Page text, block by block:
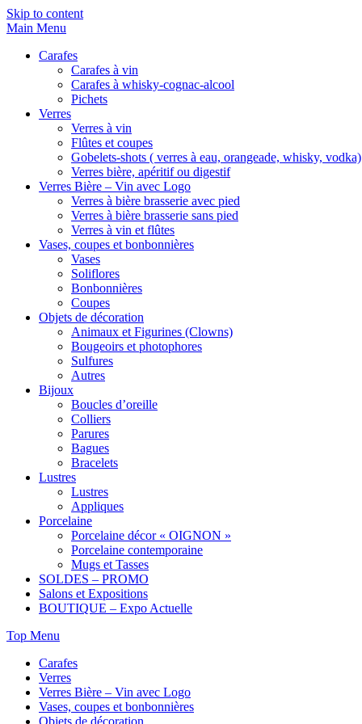
Skip to content
Main Menu
Carafes
Carafes à vin
Carafes à whisky-cognac-alcool
Pichets
Verres
Verres à vin
Flûtes et coupes
Gobelets-shots ( verres à eau, orangeade, whisky, vodka)
Verres bière, apéritif ou digestif
Verres Bière – Vin avec Logo
Verres à bière brasserie avec pied
Verres à bière brasserie sans pied
Verres à vin et flûtes
Vases, coupes et bonbonnières
Vases
Soliflores
Bonbonnières
Coupes
Objets de décoration
Animaux et Figurines (Clowns)
Bougeoirs et photophores
Sulfures
Autres
Bijoux
Boucles d’oreille
Colliers
Parures
Bagues
Bracelets
Lustres
Lustres
Appliques
Porcelaine
Porcelaine décor « OIGNON »
Porcelaine contemporaine
Mugs et Tasses
SOLDES – PROMO
Salons et Expositions
BOUTIQUE – Expo Actuelle
Top Menu
Carafes
Verres
Verres Bière – Vin avec Logo
Vases, coupes et bonbonnières
Objets de décoration